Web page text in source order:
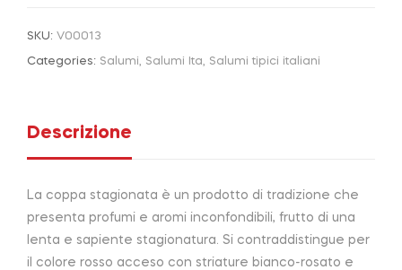
SKU: V00013
Categories: Salumi, Salumi Ita, Salumi tipici italiani
Descrizione
La coppa stagionata è un prodotto di tradizione che
presenta profumi e aromi inconfondibili, frutto di una
lenta e sapiente stagionatura. Si contraddistingue per
il colore rosso acceso con striature bianco-rosato e